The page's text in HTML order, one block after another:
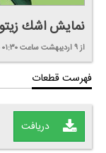
نمایش اشك
از ۹ اردیبهشت ساعت ۰۱:۳۰
فهرست قطعات
دریافت